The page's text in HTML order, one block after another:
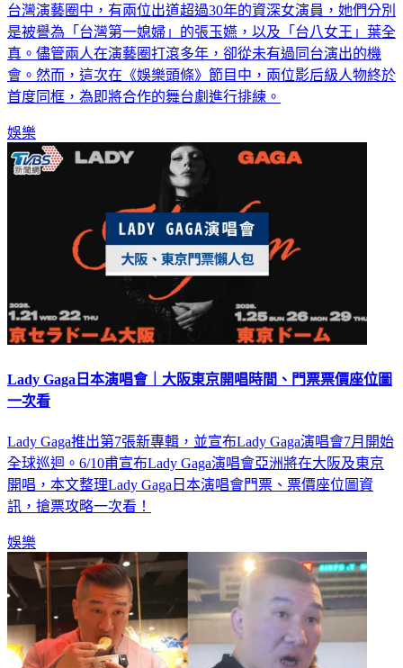
台灣演藝圈中，有兩位出道超過30年的資深女演員，她們分別
是被譽為「台灣第一媳婦」的張玉嬿，以及「台八女王」葉全
真。儘管兩人在演藝圈打滾多年，卻從未有過同台演出的機
會。然而，這次在《娛樂頭條》節目中，兩位影后級人物終於
首度同框，為即將合作的舞台劇進行排練。
娛樂
Lady Gaga日本演唱會｜大阪東京開唱時間、門票票價座位圖
一次看
Lady Gaga推出第7張新專輯，並宣布Lady Gaga演唱會7月開始
全球巡迴。6/10甫宣布Lady Gaga演唱會亞洲將在大阪及東京
開唱，本文整理Lady Gaga日本演唱會門票、票價座位圖資
訊，搶票攻略一次看！
娛樂